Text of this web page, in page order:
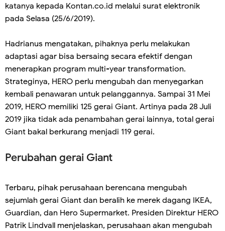
katanya kepada Kontan.co.id melalui surat elektronik
pada Selasa (25/6/2019).
Hadrianus mengatakan, pihaknya perlu melakukan
adaptasi agar bisa bersaing secara efektif dengan
menerapkan program multi-year transformation.
Strateginya, HERO perlu mengubah dan menyegarkan
kembali penawaran untuk pelanggannya. Sampai 31 Mei
2019, HERO memiliki 125 gerai Giant. Artinya pada 28 Juli
2019 jika tidak ada penambahan gerai lainnya, total gerai
Giant bakal berkurang menjadi 119 gerai.
Perubahan gerai Giant
Terbaru, pihak perusahaan berencana mengubah
sejumlah gerai Giant dan beralih ke merek dagang IKEA,
Guardian, dan Hero Supermarket. Presiden Direktur HERO
Patrik Lindvall menjelaskan, perusahaan akan mengubah